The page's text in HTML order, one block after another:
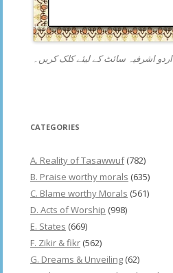
اردو اشرفیہ سائٹ کے لیئے کلک کریں۔
CATEGORIES
A. Reality of Tasawwuf(782)
B. Praise worthy morals (635)
C. Blame worthy Morals (561)
D. Acts of Worship (998)
E. States (669)
F. Zikir & fikr (562)
G. Dreams & Unveiling (62)